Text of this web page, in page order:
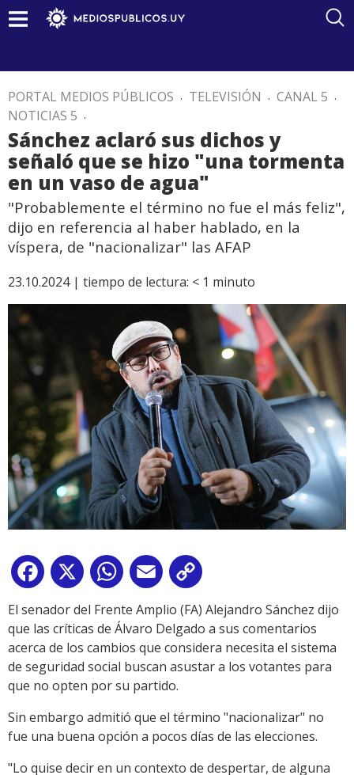
PORTAL MEDIOS PÚBLICOS . TELEVISIÓN . CANAL 5 .
NOTICIAS 5 .
Sánchez aclaró sus dichos y
señaló que se hizo "una tormenta
en un vaso de agua"
"Probablemente el término no fue el más feliz",
dijo en referencia al haber hablado, en la
víspera, de "nacionalizar" las AFAP
23.10.2024 | tiempo de lectura: < 1 minuto
Facebook
X WhatsApp
Email
Link
El senador del Frente Amplio (FA) Alejandro Sánchez dijo
que las críticas de Álvaro Delgado a sus comentarios
acerca de los cambios que considera necesita el sistema
de seguridad social buscan asustar a los votantes para
que no opten por su partido.
Sin embargo admitió que el término "nacionalizar" no
fue una buena opción a pocos días de las elecciones.
"Lo quise decir en un contexto de despertar, de alguna